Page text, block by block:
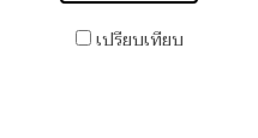
เปรียบเทียบ